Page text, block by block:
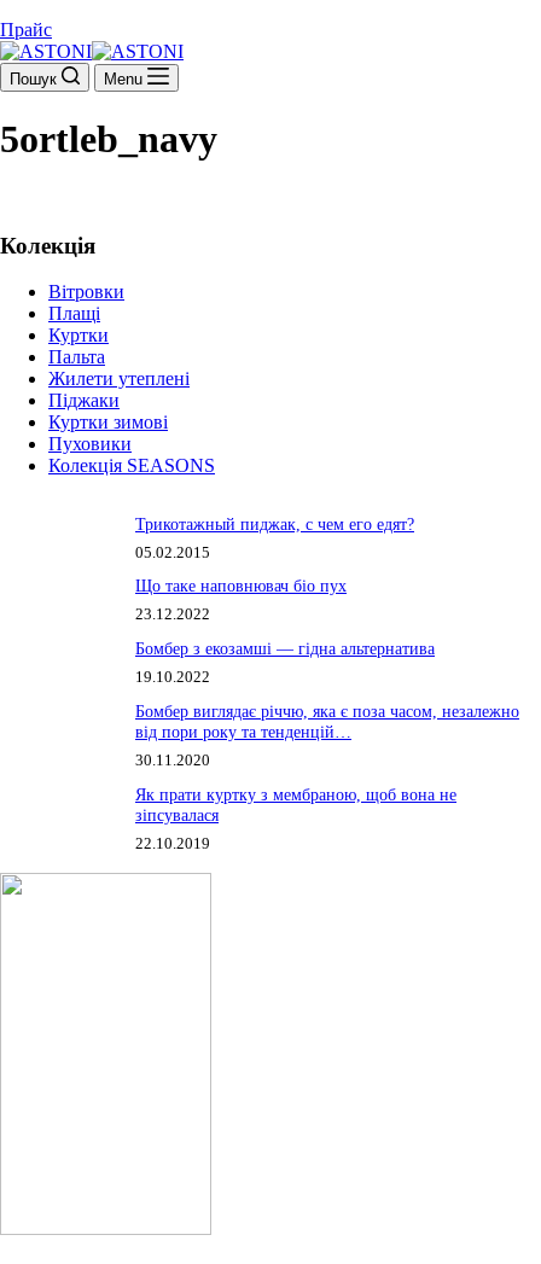
Прайс
Пошук Menu
5ortleb_navy
Колекція
Вітровки
Плащі
Куртки
Пальта
Жилети утеплені
Піджаки
Куртки зимові
Пуховики
Колекція SEASONS
Трикотажный пиджак, с чем его едят?
05.02.2015
Що таке наповнювач біо пух
23.12.2022
Бомбер з екозамші — гідна альтернатива
19.10.2022
Бомбер виглядає річчю, яка є поза часом, незалежно
від пори року та тенденцій…
30.11.2020
Як прати куртку з мембраною, щоб вона не
зіпсувалася
22.10.2019